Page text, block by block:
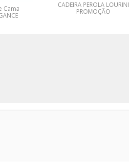
Cama
CADEIRA PEROLA LOURINI
PROMOÇÃO